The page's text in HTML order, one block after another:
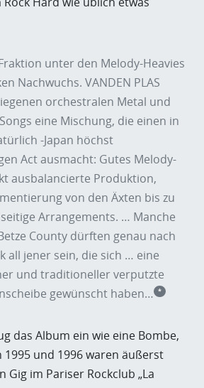
unter den Melody-Heavies
Nachwuchs. VANDEN PLAS
orchestralen Metal und
eine Mischung, die einen in
-Japan höchst
Act ausmacht: Gutes Melody-
ausbalancierte Produktion,
von den Äxten bis zu
Arrangements. … Manche
County dürften genau nach
all jener sein, die sich … eine
und traditioneller verputzte
gewünscht haben… *
das Album ein wie eine Bombe,
1995 und 1996 waren äußerst
Gig im Pariser Rockclub „La